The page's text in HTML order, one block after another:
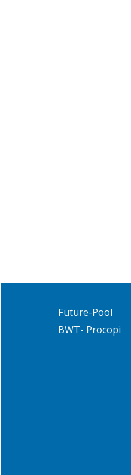
Future-Pool
BWT- Procopi